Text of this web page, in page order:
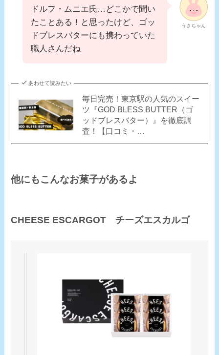
うさちゃん
ドルフ・ムニエ氏…どこかで聞い
たことある！と思ったけど、ゴッ
ドブレスバターにも携わっていた
職人さんだね
あわせて読みたい
毎日完売！東京駅の人気のスイー
ツ『GOD BLESS BUTTER（ゴ
ッドブレスバター）』を徹底調
査！【口コミ・…
他にもこんなお菓子があるよ
CHEESE ESCARGOT チーズエスカルゴ